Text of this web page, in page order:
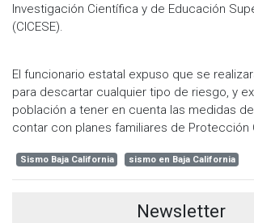
Investigación Científica y de Educación
(CICESE).
El funcionario estatal expuso que se
para descartar cualquier tipo de riesgo, y
población a tener en cuenta las medidas
contar con planes familiares de Protección
Sismo Baja California sismo en Baja California
Newsletter